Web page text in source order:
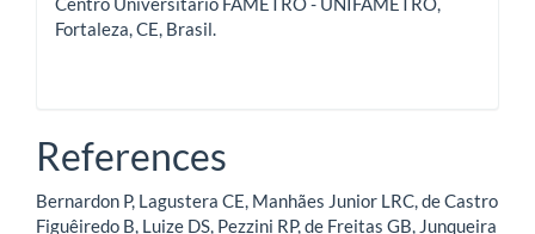
Fortaleza, CE, Brasil.
References
Bernardon P, Lagustera CE, Manhães Junior LRC, de Castro
Figuêiredo B, Luize DS, Pezzini RP, de Freitas GB, Junqueira